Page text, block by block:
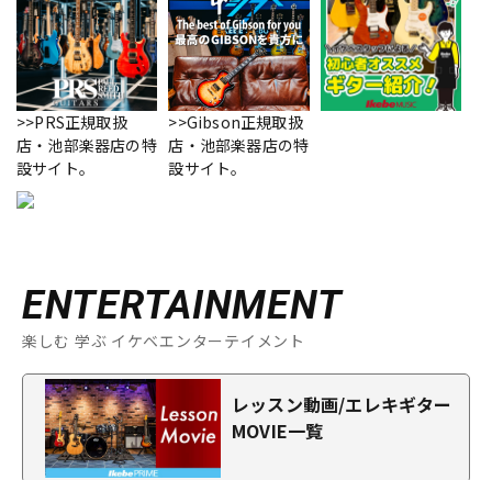
>>PRS正規取扱
店・池部楽器店の特
設サイト。
>>Gibson正規取扱
店・池部楽器店の特
設サイト。
ENTERTAINMENT
楽しむ 学ぶ イケベエンターテイメント
レッスン動画/エレキギター
MOVIE一覧